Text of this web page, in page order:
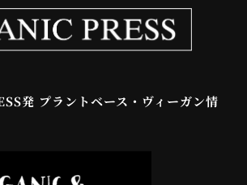
発 プラントベース・ヴィーガン情